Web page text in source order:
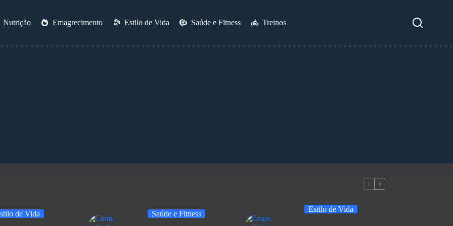
Nutrição Emagrecimento Estilo de Vida Saúde e Fitness Treinos
de Vida Saúde e Fitness
Estilo de Vida